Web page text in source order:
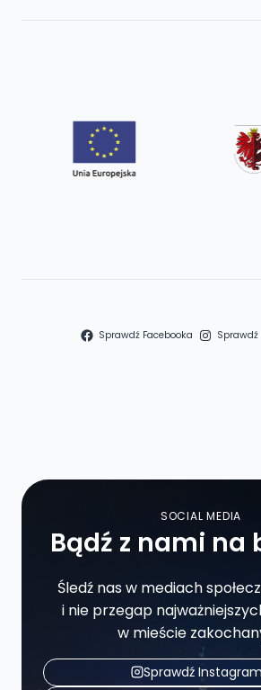
Sprawdź Facebooka
SOCIAL MEDIA
Bądź z nami na
Śledź nas w mediach
i nie przegap
w mieście
Sprawdź